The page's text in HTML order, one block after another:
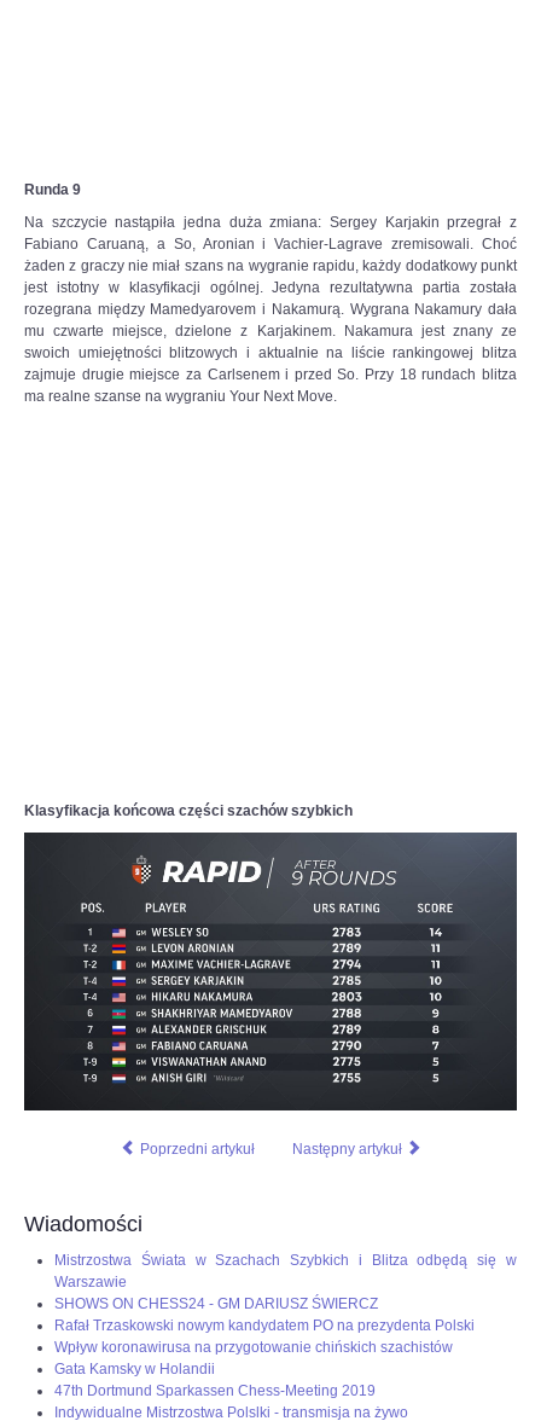
Runda 9
Na szczycie nastąpiła jedna duża zmiana: Sergey Karjakin przegrał z
Fabiano Caruaną, a So, Aronian i Vachier-Lagrave zremisowali. Choć
żaden z graczy nie miał szans na wygranie rapidu, każdy dodatkowy punkt
jest istotny w klasyfikacji ogólnej. Jedyna rezultatywna partia została
rozegrana między Mamedyarovem i Nakamurą. Wygrana Nakamury dała
mu czwarte miejsce, dzielone z Karjakinem. Nakamura jest znany ze
swoich umiejętności blitzowych i aktualnie na liście rankingowej blitza
zajmuje drugie miejsce za Carlsenem i przed So. Przy 18 rundach blitza
ma realne szanse na wygraniu Your Next Move.
Klasyfikacja końcowa części szachów szybkich
Poprzedni artykuł Następny artykuł
Wiadomości
Mistrzostwa Świata w Szachach Szybkich i Blitza odbędą się w
Warszawie
SHOWS ON CHESS24 - GM DARIUSZ ŚWIERCZ
Rafał Trzaskowski nowym kandydatem PO na prezydenta Polski
Wpływ koronawirusa na przygotowanie chińskich szachistów
Gata Kamsky w Holandii
47th Dortmund Sparkassen Chess-Meeting 2019
Indywidualne Mistrzostwa Polslki - transmisja na żywo